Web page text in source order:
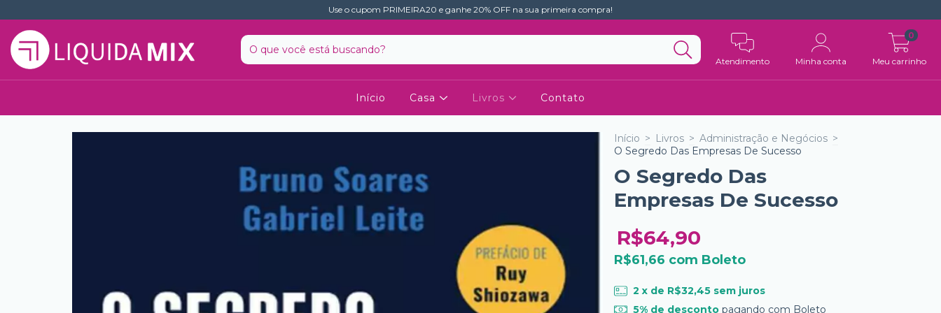
Use o cupom PRIMEIRA20 e ganhe 20% OFF na sua primeira compra!
Atendimento Minha conta Meu carrinho
0
Início Casa Livros Contato
Início > Livros > Administração e Negócios >
O Segredo Das Empresas De Sucesso
O Segredo Das
Empresas De Sucesso
R$64,90
R$61,66 com Boleto
2 x de R$32,45 sem juros
5% de descontopagando com Boleto